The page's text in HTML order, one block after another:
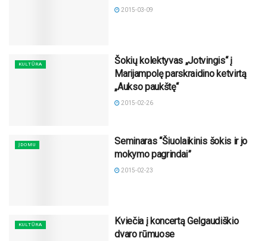
2015-03-09
KULTŪRA
Šokių kolektyvas „Jotvingis“ į
Marijampolę parskraidino ketvirtą
„Aukso paukštę“
2015-02-26
ĮDOMU
Seminaras “Šiuolaikinis šokis ir jo
mokymo pagrindai”
2015-02-23
KULTŪRA
Kviečia į koncertą Gelgaudiškio
dvaro rūmuose